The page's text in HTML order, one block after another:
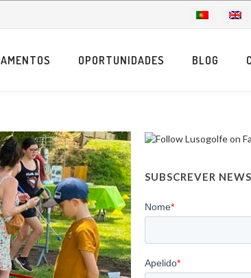
OPORTUNIDADES BLOG
SUBSCREVER